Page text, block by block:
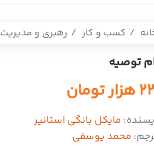
کسب و کار رهبری و مدیریت
توصیه
هزار تومان
مایکل بانگی استانیر
محمد یوسفی